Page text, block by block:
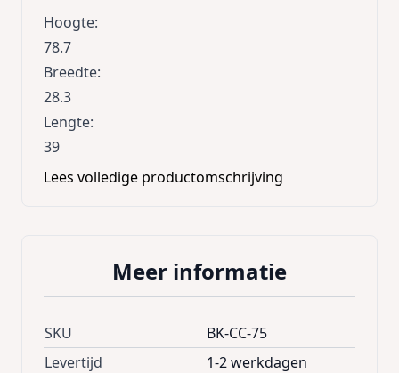
Hoogte:
78.7
Breedte:
28.3
Lengte:
39
Lees volledige productomschrijving
Meer informatie
SKU
BK-CC-75
Levertijd
1-2 werkdagen